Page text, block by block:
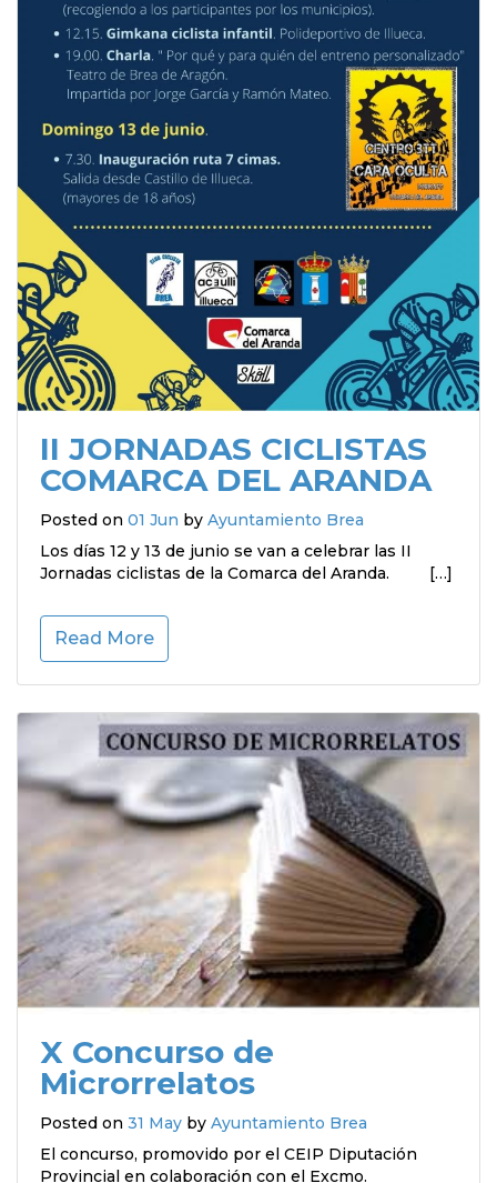
II JORNADAS CICLISTAS
COMARCA DEL ARANDA
Posted on 01 Jun by Ayuntamiento Brea
Los días 12 y 13 de junio se van a celebrar las II
Jornadas ciclistas de la Comarca del Aranda. […]
Read More
X Concurso de
Microrrelatos
Posted on 31 May by Ayuntamiento Brea
El concurso, promovido por el CEIP Diputación
Provincial en colaboración con el Excmo.